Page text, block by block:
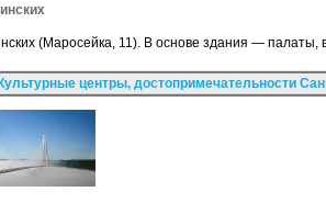
(Маросейка, 11). В основе здания —
Культурные центры, достопримечательности